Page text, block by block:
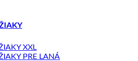
XXL
PRE LANÁ